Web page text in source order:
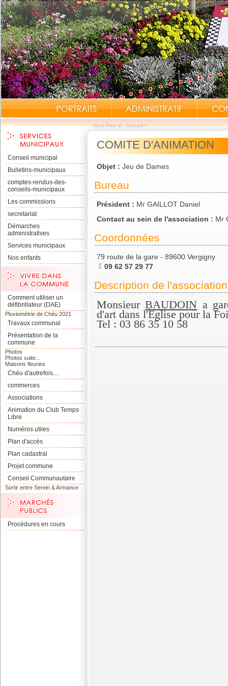
Vous êtes ici :Accueil>
Conseil municipal
Bulletins-municipaux
comptes-rendus-des-
conseils-municipaux
Les commissions
secretariat
Démarches
administratives
Services municipaux
Nos enfants
Comment utiliser un
défibrillateur (DAE)
Pluviométrie de Chéu 2021
Travaux communal
Présentation de la
commune
Photos
Photos suite...
Maisons fleuries
Chéu d'autrefois....
commerces
Associations
Animation du Club Temps
Libre
Numéros utiles
Plan d'accès
Plan cadastral
Projet commune
Conseil Communautaire
Sortir entre Serein & Armance
Procédures en cours
COMITE D'ANIMATION
Objet : Jeu de Dames
Bureau
Président : Mr GAILLOT Daniel
Contact au sein de l'association : Mr
Coordonnées
79 route de la gare - 89600 Vergigny
09 62 57 29 77
Description de
MonsieurBAUDOIN a
d'art dans l'Eglise pour la
Tel : 03 86 35 10 58